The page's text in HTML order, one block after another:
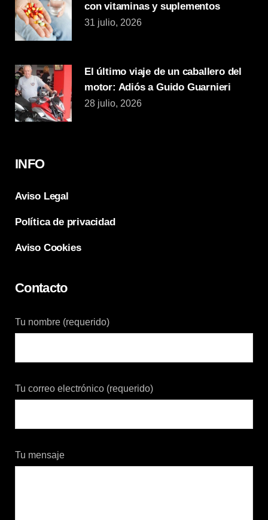
con vitaminas y suplementos
31 julio, 2026
El último viaje de un caballero del
motor: Adiós a Guido Guarnieri
28 julio, 2026
INFO
Aviso Legal
Política de privacidad
Aviso Cookies
Contacto
Tu nombre (requerido)
Tu correo electrónico (requerido)
Tu mensaje